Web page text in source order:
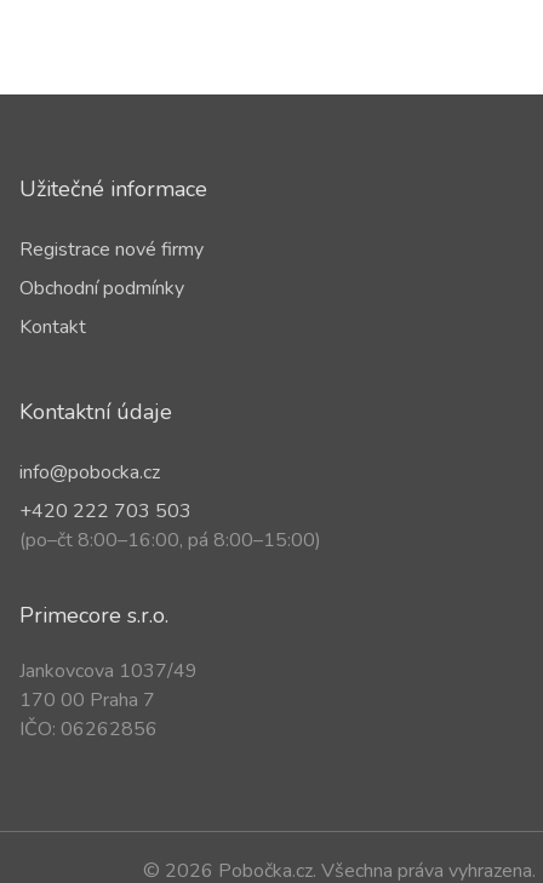
Užitečné informace
Registrace nové firmy
Obchodní podmínky
Kontakt
Kontaktní údaje
info@pobocka.cz
+420 222 703 503
(po–čt 8:00–16:00, pá 8:00–15:00)
Primecore s.r.o.
Jankovcova 1037/49
170 00 Praha 7
IČO: 06262856
© 2026 Pobočka.cz. Všechna práva vyhrazena.